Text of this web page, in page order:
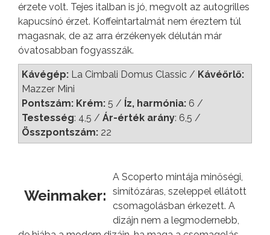
érzete volt. Tejes italban is jó, megvolt az autogrilles
kapucsínó érzet. Koffeintartalmát nem éreztem túl
magasnak, de az arra érzékenyek délután már
óvatosabban fogyasszák.
Kávégép: La Cimbali Domus Classic / Kávéőrlő:
Mazzer Mini
Pontszám: Krém: 5 / Íz, harmónia: 6 /
Testesség: 4,5 / Ár-érték arány: 6,5 /
Összpontszám: 22
Weinmaker:
A Scoperto mintája minőségi,
simítózáras, szeleppel ellátott
csomagolásban érkezett. A
dizájn nem a legmodernebb,